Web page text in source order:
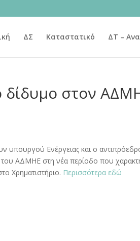
ΔΣ Καταστατικό ΔΤ –
δίδυμο στον
υπουργού Ενέργειας και ο
του ΑΔΜΗΕ στη νέα περίοδο που
Χρηματιστήριο. Περισσότερα εδώ